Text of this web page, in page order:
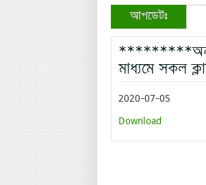
আপডেটঃ
মাধ্যমে সকল
2020-07-05
Download